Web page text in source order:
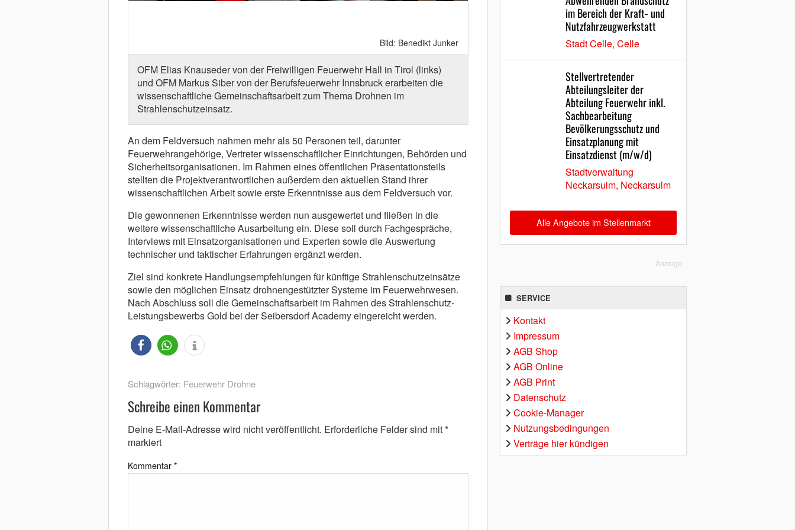
Bild: Benedikt Junker
OFM Elias Knauseder von der Freiwilligen Feuerwehr Hall in Tirol (links)
und OFM Markus Siber von der Berufsfeuerwehr Innsbruck erarbeiten die
wissenschaftliche Gemeinschaftsarbeit zum Thema Drohnen im
Strahlenschutzeinsatz.
Im Rahmen des Feldversuchs führten Einsatzkräfte neben der luftgestützten
Erkundung auch bodengebundene Mess- und Suchmaßnahmen durch. Die
Ergebnisse beider Verfahren wurden miteinander verglichen.
An dem Feldversuch nahmen mehr als 50 Personen teil, darunter
Feuerwehrangehörige, Vertreter wissenschaftlicher Einrichtungen, Behörden und
Sicherheitsorganisationen. Im Rahmen eines öffentlichen Präsentationsteils
stellten die Projektverantwortlichen außerdem den aktuellen Stand ihrer
wissenschaftlichen Arbeit sowie erste Erkenntnisse aus dem Feldversuch vor.
Die gewonnenen Erkenntnisse werden nun ausgewertet und fließen in die
weitere wissenschaftliche Ausarbeitung ein. Diese soll durch Fachgespräche,
Interviews mit Einsatzorganisationen und Experten sowie die Auswertung
technischer und taktischer Erfahrungen ergänzt werden.
Ziel sind konkrete Handlungsempfehlungen für künftige Strahlenschutzeinsätze
sowie den möglichen Einsatz drohnengestützter Systeme im Feuerwehrwesen.
Nach Abschluss soll die Gemeinschaftsarbeit im Rahmen des Strahlenschutz-
Leistungsbewerbs Gold bei der Seibersdorf Academy eingereicht werden.
Schlagwörter: Feuerwehr Drohne
Schreibe einen Kommentar
Deine E-Mail-Adresse wird nicht veröffentlicht. Erforderliche Felder sind mit*
markiert
Kommentar *
im Bereich der Kraft- und
Nutzfahrzeugwerkstatt
Stadt Celle, Celle
Stellvertretender
Abteilungsleiter der
Abteilung Feuerwehr inkl.
Sachbearbeitung
Bevölkerungsschutz und
Einsatzplanung mit
Einsatzdienst (m/w/d)
Stadtverwaltung
Neckarsulm, Neckarsulm
Alle Angebote im Stellenmarkt
Anzeige
SERVICE
Kontakt
Impressum
AGB Shop
AGB Online
AGB Print
Datenschutz
Cookie-Manager
Nutzungsbedingungen
Verträge hier kündigen